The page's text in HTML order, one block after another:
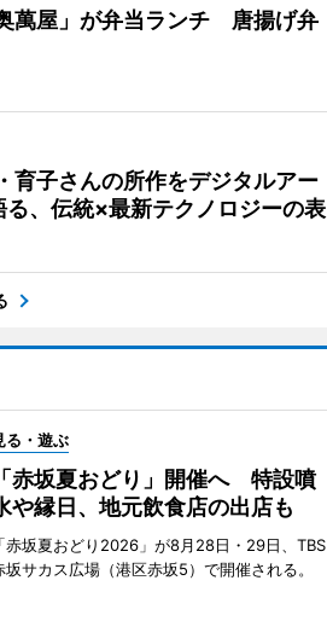
萬屋」が弁当ランチ 唐揚げ弁
育子さんの所作をデジタルアー
、伝統×最新テクノロジーの表
る・遊ぶ
「赤坂夏おどり」開催へ 特設噴
や縁日、地元飲食店の出店も
「赤坂夏おどり2026」が8月28日・29日、TBS
坂サカス広場（港区赤坂5）で開催される。